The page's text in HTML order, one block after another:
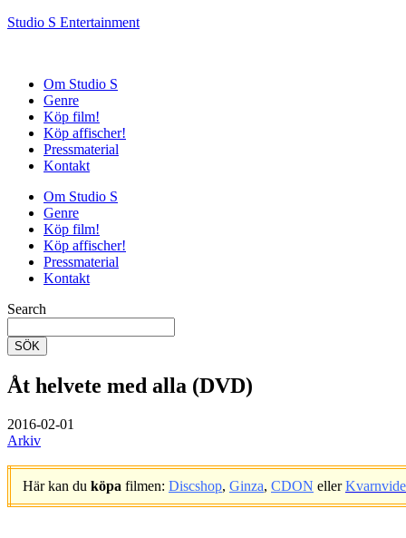
Studio S Entertainment
Om Studio S
Genre
Köp film!
Köp affischer!
Pressmaterial
Kontakt
Om Studio S
Genre
Köp film!
Köp affischer!
Pressmaterial
Kontakt
Search
SÖK
Åt helvete med alla (DVD)
2016-02-01
Arkiv
Här kan du köpa filmen: Discshop, Ginza, CDON eller